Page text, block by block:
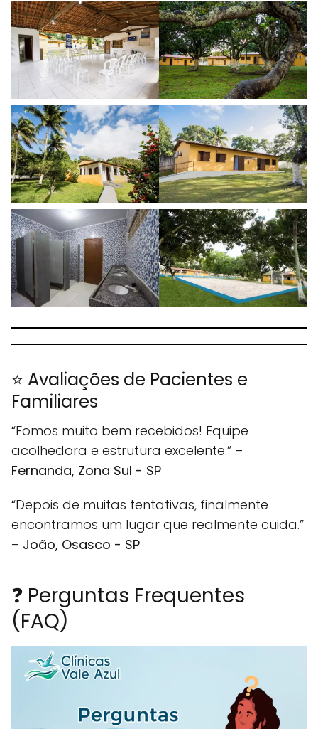
⭐ Avaliações de Pacientes e
Familiares
“Fomos muito bem recebidos! Equipe
acolhedora e estrutura excelente.” –
Fernanda, Zona Sul - SP
“Depois de muitas tentativas, finalmente
encontramos um lugar que realmente cuida.”
– João, Osasco - SP
❓ Perguntas Frequentes
(FAQ)